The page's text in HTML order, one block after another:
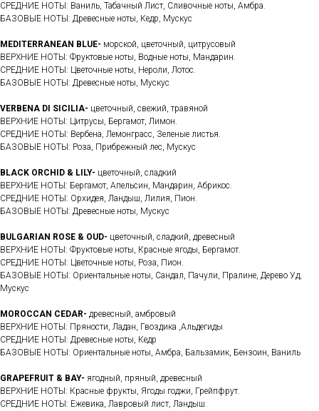
СРЕДНИЕ НОТЫ: Ваниль, Табачный Лист, Сливочные ноты, Амбра.
БАЗОВЫЕ НОТЫ: Древесные ноты, Кедр, Мускус
MEDITERRANEAN BLUE- морской, цветочный, цитрусовый
ВЕРХНИЕ НОТЫ: Фруктовые ноты, Водные ноты, Мандарин.
СРЕДНИЕ НОТЫ: Цветочные ноты, Нероли, Лотос.
БАЗОВЫЕ НОТЫ: Древесные ноты, Мускус
VERBENA DI SICILIA- цветочный, свежий, травяной
ВЕРХНИЕ НОТЫ: Цитрусы, Бергамот, Лимон.
СРЕДНИЕ НОТЫ: Вербена, Лемонграсс, Зеленые листья.
БАЗОВЫЕ НОТЫ: Роза, Прибрежный лес, Мускус
BLACK ORCHID & LILY- цветочный, сладкий
ВЕРХНИЕ НОТЫ: Бергамот, Апельсин, Мандарин, Абрикос.
СРЕДНИЕ НОТЫ: Орхидея, Ландыш, Лилия, Пион.
БАЗОВЫЕ НОТЫ: Древесные ноты, Мускус
BULGARIAN ROSE & OUD- цветочный, сладкий, древесный
ВЕРХНИЕ НОТЫ: Фруктовые ноты, Красные ягоды, Бергамот.
СРЕДНИЕ НОТЫ: Цветочные ноты, Роза, Пион.
БАЗОВЫЕ НОТЫ: Ориентальные ноты, Сандал, Пачули, Пралине, Дерево Уд,
Мускус
MOROCCAN CEDAR- древесный, амбровый
ВЕРХНИЕ НОТЫ: Пряности, Ладан, Гвоздика ,Альдегиды
СРЕДНИЕ НОТЫ: Древесные ноты, Кедр
БАЗОВЫЕ НОТЫ: Ориентальные ноты, Амбра, Бальзамик, Бензоин, Ваниль
GRAPEFRUIT & BAY- ягодный, пряный, древесный
ВЕРХНИЕ НОТЫ: Красные фрукты, Ягоды годжи, Грейпфрут.
СРЕДНИЕ НОТЫ: Ежевика, Лавровый лист, Ландыш.